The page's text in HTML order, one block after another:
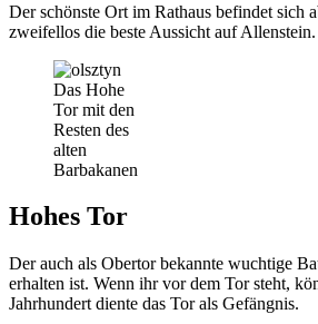
Der schönste Ort im Rathaus befindet sich
zweifellos die beste Aussicht auf Allenstein.
Das Hohe
Tor mit den
Resten des
alten
Barbakanen
Hohes Tor
Der auch als Obertor bekannte wuchtige
erhalten ist. Wenn ihr vor dem Tor steht,
Jahrhundert diente das Tor als Gefängnis.